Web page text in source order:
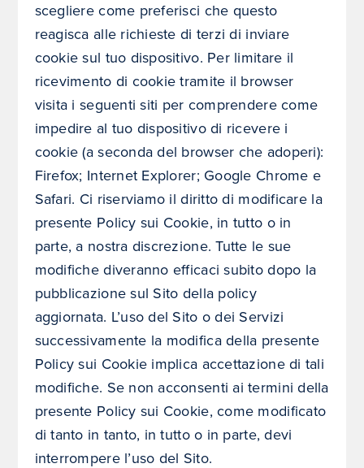
scegliere come preferisci che questo
reagisca alle richieste di terzi di inviare
cookie sul tuo dispositivo. Per limitare il
ricevimento di cookie tramite il browser
visita i seguenti siti per comprendere come
impedire al tuo dispositivo di ricevere i
cookie (a seconda del browser che adoperi):
Firefox; Internet Explorer; Google Chrome e
Safari. Ci riserviamo il diritto di modificare la
presente Policy sui Cookie, in tutto o in
parte, a nostra discrezione. Tutte le sue
modifiche diveranno efficaci subito dopo la
pubblicazione sul Sito della policy
aggiornata. L’uso del Sito o dei Servizi
successivamente la modifica della presente
Policy sui Cookie implica accettazione di tali
modifiche. Se non acconsenti ai termini della
presente Policy sui Cookie, come modificato
di tanto in tanto, in tutto o in parte, devi
interrompere l’uso del Sito.